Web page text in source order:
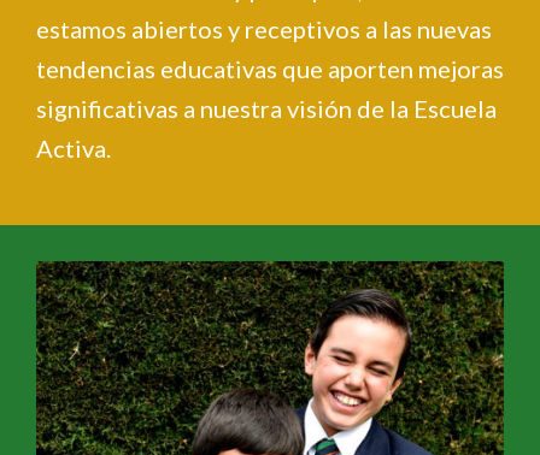
estamos abiertos y receptivos a las nuevas
tendencias educativas que aporten mejoras
significativas a nuestra visión de la Escuela
Activa.